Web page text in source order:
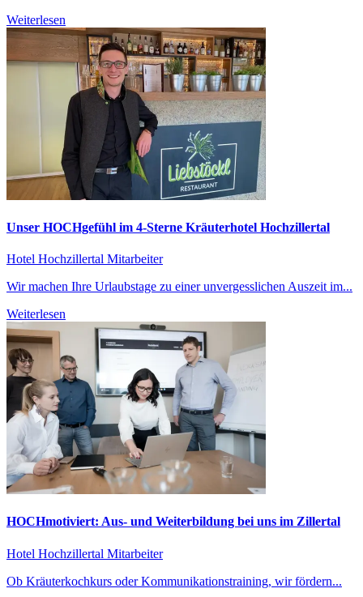
Weiterlesen
Unser HOCHgefühl im 4-Sterne Kräuterhotel Hochzillertal
Hotel Hochzillertal Mitarbeiter
Wir machen Ihre Urlaubstage zu einer unvergesslichen Auszeit im...
Weiterlesen
HOCHmotiviert: Aus- und Weiterbildung bei uns im Zillertal
Hotel Hochzillertal Mitarbeiter
Ob Kräuterkochkurs oder Kommunikationstraining, wir fördern...